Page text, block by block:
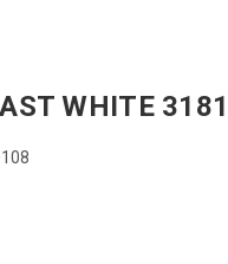
WHITE